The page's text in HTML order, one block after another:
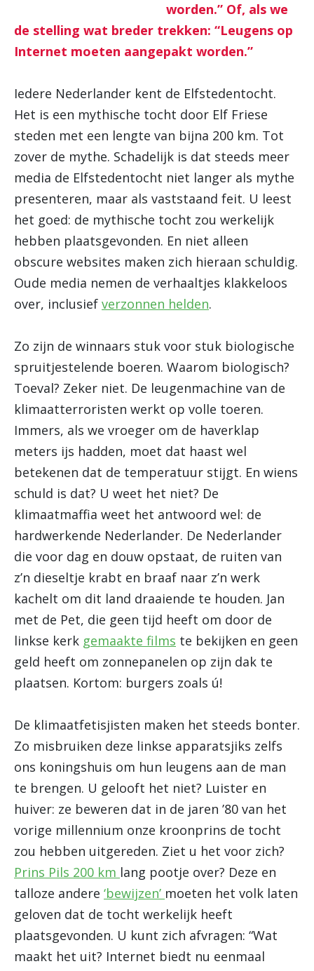
worden.” Of, als we
de stelling wat breder trekken: “Leugens op
Internet moeten aangepakt worden.”
Iedere Nederlander kent de Elfstedentocht.
Het is een mythische tocht door Elf Friese
steden met een lengte van bijna 200 km. Tot
zover de mythe. Schadelijk is dat steeds meer
media de Elfstedentocht niet langer als mythe
presenteren, maar als vaststaand feit. U leest
het goed: de mythische tocht zou werkelijk
hebben plaatsgevonden. En niet alleen
obscure websites maken zich hieraan schuldig.
Oude media nemen de verhaaltjes klakkeloos
over, inclusief verzonnen helden.
Zo zijn de winnaars stuk voor stuk biologische
spruitjestelende boeren. Waarom biologisch?
Toeval? Zeker niet. De leugenmachine van de
klimaatterroristen werkt op volle toeren.
Immers, als we vroeger om de haverklap
meters ijs hadden, moet dat haast wel
betekenen dat de temperatuur stijgt. En wiens
schuld is dat? U weet het niet? De
klimaatmaffia weet het antwoord wel: de
hardwerkende Nederlander. De Nederlander
die voor dag en douw opstaat, de ruiten van
z’n dieseltje krabt en braaf naar z’n werk
kachelt om dit land draaiende te houden. Jan
met de Pet, die geen tijd heeft om door de
linkse kerk gemaakte films te bekijken en geen
geld heeft om zonnepanelen op zijn dak te
plaatsen. Kortom: burgers zoals ú!
De klimaatfetisjisten maken het steeds bonter.
Zo misbruiken deze linkse apparatsjiks zelfs
ons koningshuis om hun leugens aan de man
te brengen. U gelooft het niet? Luister en
huiver: ze beweren dat in de jaren ’80 van het
vorige millennium onze kroonprins de tocht
zou hebben uitgereden. Ziet u het voor zich?
Prins Pils 200 km lang pootje over? Deze en
talloze andere ‘bewijzen’ moeten het volk laten
geloven dat de tocht werkelijk heeft
plaatsgevonden. U kunt zich afvragen: “Wat
maakt het uit? Internet biedt nu eenmaal